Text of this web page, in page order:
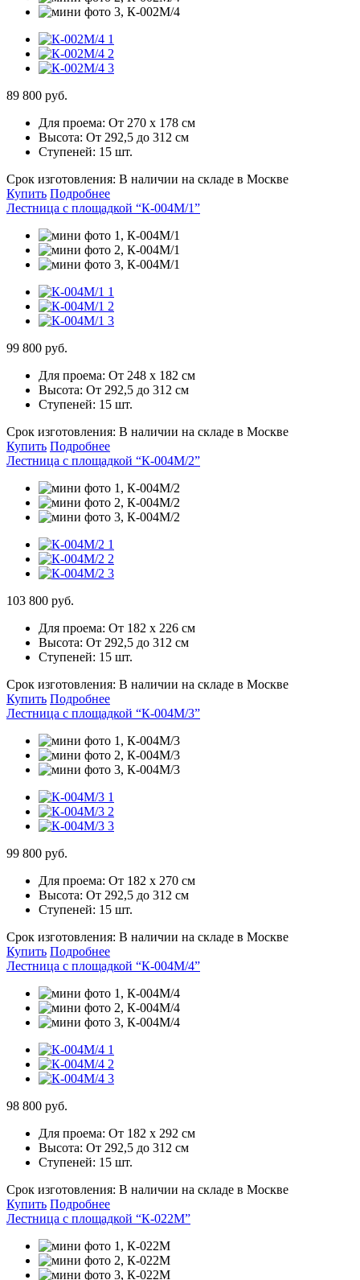
89 800 руб.
Для проема: От 270 х 178 см
Высота: От 292,5 до 312 см
Ступеней: 15 шт.
Срок изготовления: В наличии на складе в Москве
Купить Подробнее
Лестница с площадкой “К-004М/1”
99 800 руб.
Для проема: От 248 х 182 см
Высота: От 292,5 до 312 см
Ступеней: 15 шт.
Срок изготовления: В наличии на складе в Москве
Купить Подробнее
Лестница с площадкой “К-004М/2”
103 800 руб.
Для проема: От 182 х 226 см
Высота: От 292,5 до 312 см
Ступеней: 15 шт.
Срок изготовления: В наличии на складе в Москве
Купить Подробнее
Лестница с площадкой “К-004М/3”
99 800 руб.
Для проема: От 182 х 270 см
Высота: От 292,5 до 312 см
Ступеней: 15 шт.
Срок изготовления: В наличии на складе в Москве
Купить Подробнее
Лестница с площадкой “К-004М/4”
98 800 руб.
Для проема: От 182 х 292 см
Высота: От 292,5 до 312 см
Ступеней: 15 шт.
Срок изготовления: В наличии на складе в Москве
Купить Подробнее
Лестница с площадкой “К-022М”